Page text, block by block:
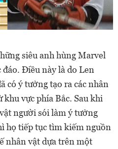
siêu anh hùng Marvel
đáo. Điều này là do Len
có ý tưởng tạo ra các nhân
khu vực phía Bắc. Sau khi
người sói làm ý tưởng
họ tiếp tục tìm kiếm nguồn
nhân vật dựa trên một